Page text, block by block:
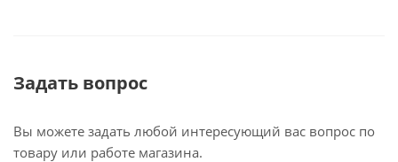
Задать вопрос
Вы можете задать любой интересующий вас вопрос по
товару или работе магазина.